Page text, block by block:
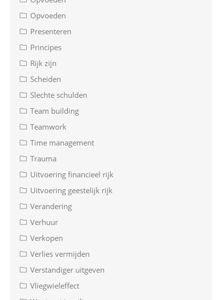
Opvoeden
Presenteren
Principes
Rijk zijn
Scheiden
Slechte schulden
Team building
Teamwork
Time management
Trauma
Uitvoering financieel rijk
Uitvoering geestelijk rijk
Verandering
Verhuur
Verkopen
Verlies vermijden
Verstandiger uitgeven
Vliegwieleffect